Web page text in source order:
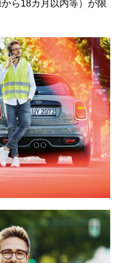
ら18カ月以内等）が限